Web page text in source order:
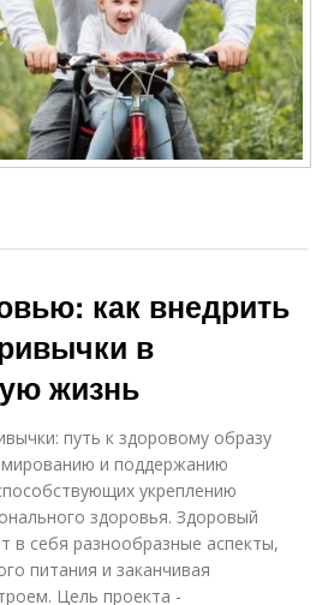
как внедрить
в
жизнь
путь к здоровому образу
и поддержанию
укреплению
здоровья. Здоровый
в себя разнообразные аспекты,
питания и заканчивая
Цель проекта -